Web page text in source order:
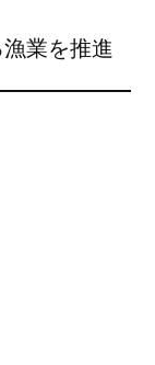
業を推進